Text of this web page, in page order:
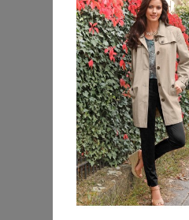
Lederjacken
Mäntel
Parkas
Ponchos & Capes
Regenjacken
Steppjacken &
Daunenjacken
Trenchcoats